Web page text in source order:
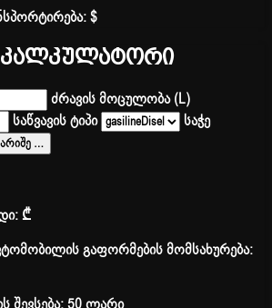
$
კალკულატორი
ძრავის მოცულობა (L)
საწვავის ტიპი
საჭე
…
₾
გაფორმების მომსახურება: